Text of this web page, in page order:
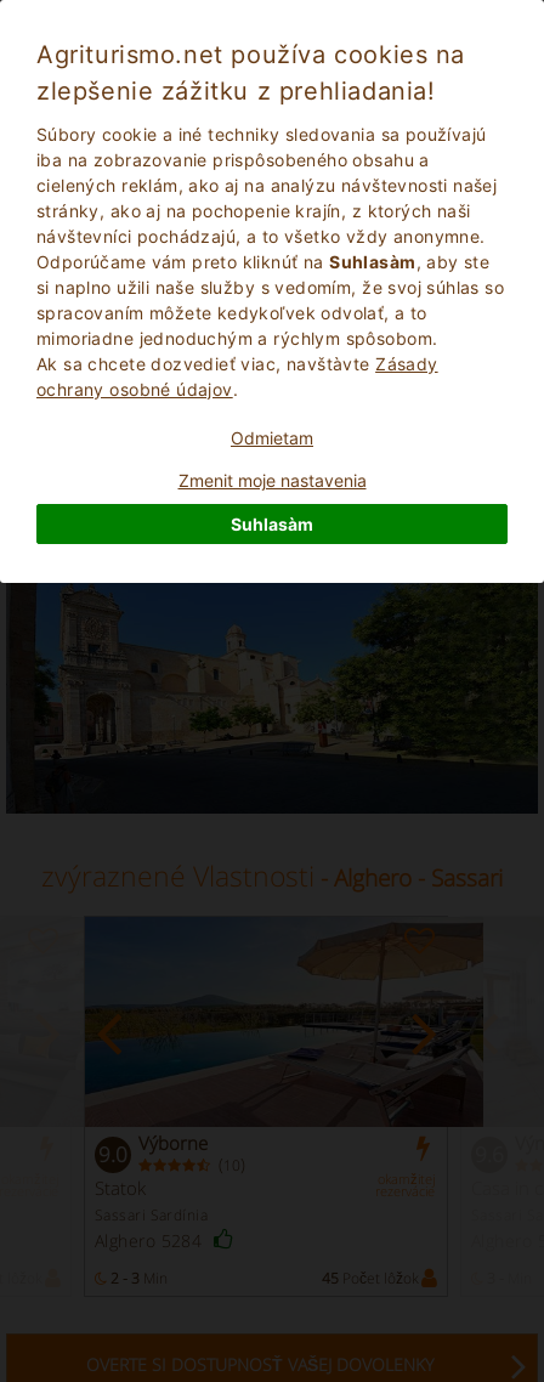
Agriturismo.net používa cookies na
zlepšenie zážitku z prehliadania!
Súbory cookie a iné techniky sledovania sa používajú
iba na zobrazovanie prispôsobeného obsahu a
cielených reklám, ako aj na analýzu návštevnosti našej
stránky, ako aj na pochopenie krajín, z ktorých naši
návštevníci pochádzajú, a to všetko vždy anonymne.
Odporúčame vám preto kliknúť naSuhlasàm, aby ste
si naplno užili naše služby s vedomím, že svoj súhlas so
spracovaním môžete kedykoľvek odvolať, a to
mimoriadne jednoduchým a rýchlym spôsobom.
Ak sa chcete dozvedieť viac, navštà­vteZásady
ochrany osobné údajov.
Odmietam
Zmenit moje nastavenia
Suhlasàm
2Dospelí
0Deti VYHĽADAŤ
Sassari Alghero
Dovolenkový prenájom v lokalite Alghero, Sassari,
zvýraznené Vlastnosti - Alghero - Sassari
9.0 Výborne
( 10)
okamžitej
rezervácie
Statok
Sassari Sardínia
Alghero 5284
2 - 3 Min 45 Počet lôžok
OVERTE SI DOSTUPNOSŤ VAŠEJ DOVOLENKY